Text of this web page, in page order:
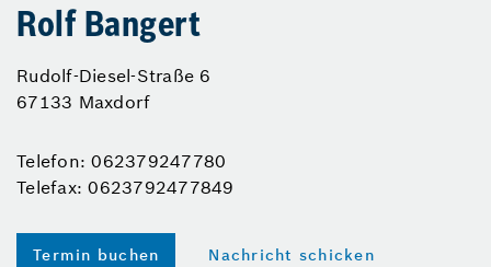
Rolf Bangert
Rudolf-Diesel-Straße 6
67133 Maxdorf
Telefon: 062379247780
Telefax: 0623792477849
Termin buchen Nachricht schicken